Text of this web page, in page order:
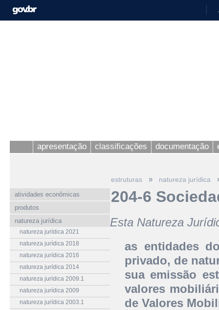
apresentação classificações documentação
atividades econômicas
produtos
natureza jurídica
natureza jurídica 2021
natureza jurídica 2018
natureza jurídica 2016
natureza jurídica 2014
natureza jurídica 2009.1
natureza jurídica 2009
natureza jurídica 2003.1
estruturas » natureza jurídica
204-6
Esta Natureza
as entidades
privado, de
sua emissão
valores
de Valores